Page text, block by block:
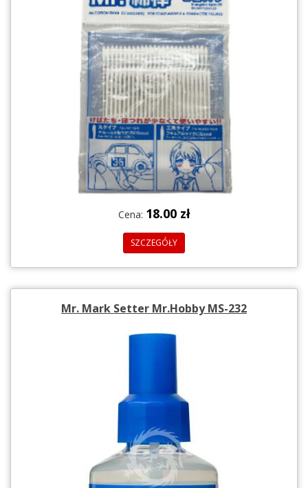
Cena: 18.00 zł
SZCZEGÓŁY
Mr. Mark Setter Mr.Hobby MS-232